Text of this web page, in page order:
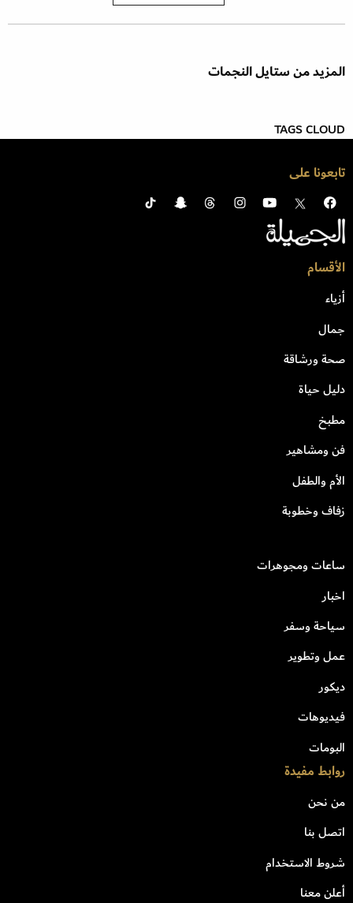
المزيد من ستايل النجمات
TAGS CLOUD
تابعونا على
الأقسام
أزياء
جمال
صحة ورشاقة
دليل حياة
مطبخ
فن ومشاهير
الأم والطفل
زفاف وخطوبة
ساعات ومجوهرات
اخبار
سياحة وسفر
عمل وتطوير
ديكور
فيديوهات
البومات
روابط مفيدة
من نحن
اتصل بنا
شروط الاستخدام
أعلن معنا